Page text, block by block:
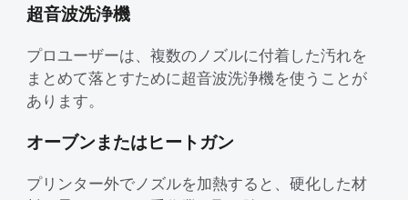
超音波洗浄機
プロユーザーは、複数のノズルに付着した汚れを
まとめて落とすために超音波洗浄機を使うことが
あります。
オーブンまたはヒートガン
プリンター外でノズルを加熱すると、硬化した材